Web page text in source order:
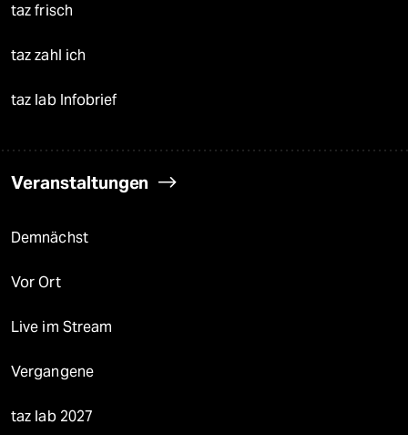
taz frisch
taz zahl ich
taz lab Infobrief
Veranstaltungen
Demnächst
Vor Ort
Live im Stream
Vergangene
taz lab 2027